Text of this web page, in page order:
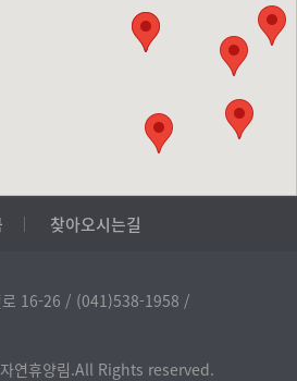
찾아오시는길
로 16-26 / (041)538-1958 /
연휴양림.All Rights reserved.